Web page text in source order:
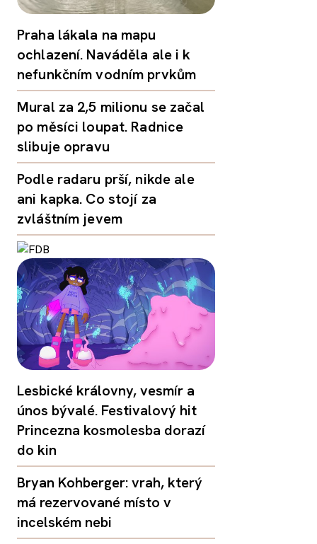
Praha lákala na mapu
ochlazení. Naváděla ale i k
nefunkčním vodním prvkům
Mural za 2,5 milionu se začal
po měsíci loupat. Radnice
slibuje opravu
Podle radaru prší, nikde ale
ani kapka. Co stojí za
zvláštním jevem
Lesbické královny, vesmír a
únos bývalé. Festivalový hit
Princezna kosmolesba dorazí
do kin
Bryan Kohberger: vrah, který
má rezervované místo v
incelském nebi